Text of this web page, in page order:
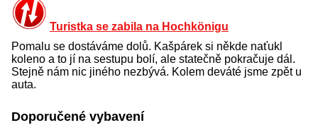
Turistka se zabila na Hochkönigu
Pomalu se dostáváme dolů. Kašpárek si někde naťukl
koleno a to jí na sestupu bolí, ale statečně pokračuje dál.
Stejně nám nic jiného nezbývá. Kolem deváté jsme zpět u
auta.
Doporučené vybavení